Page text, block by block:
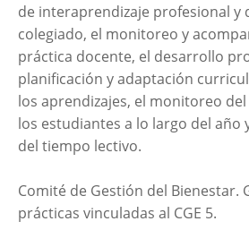
de interaprendizaje profesional y
colegiado, el monitoreo y
práctica docente, el desarrollo
planificación y adaptación
los aprendizajes, el monitoreo
los estudiantes a lo largo del año
del tiempo lectivo.
Comité de Gestión del Bienestar.
prácticas vinculadas al CGE 5.